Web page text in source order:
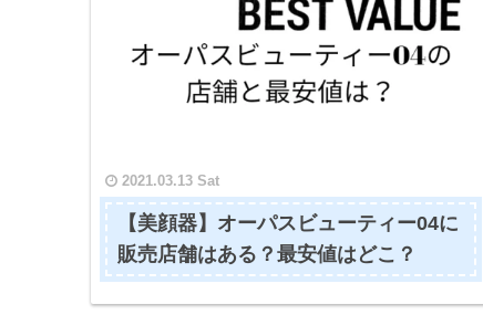
2021.03.13 Sat
【美顔器】オーパスビューティー04に
販売店舗はある？最安値はどこ？